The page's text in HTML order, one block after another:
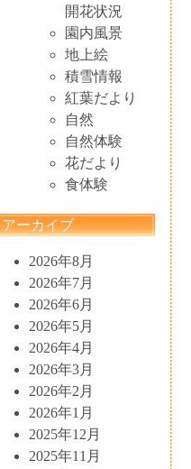
開花状況
園内風景
地上絵
積雪情報
紅葉だより
自然
自然体験
花だより
食体験
アーカイブ
2026年8月
2026年7月
2026年6月
2026年5月
2026年4月
2026年3月
2026年2月
2026年1月
2025年12月
2025年11月